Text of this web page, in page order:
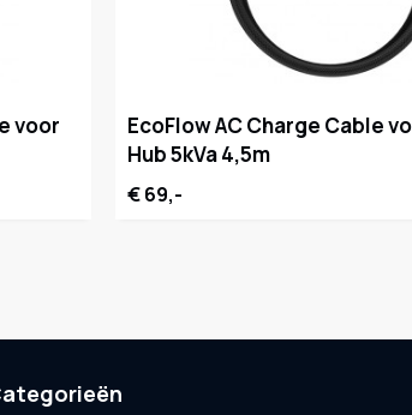
voor
EcoFlow AC Charge Cable
Hub 5kVa 4,5m
€ 69,-